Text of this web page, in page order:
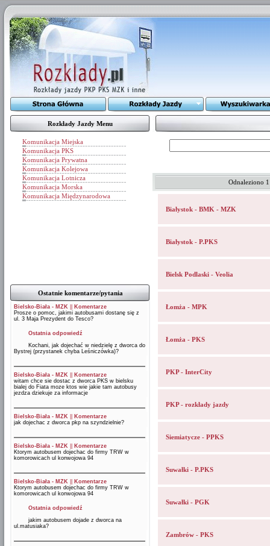
Rozkłady Jazdy Menu
Komunikacja Miejska
Komunikacja PKS
Komunikacja Prywatna
Komunikacja Kolejowa
Komunikacja Lotnicza
Komunikacja Morska
Komunikacja Międzynarodowa
Ostatnie komentarze/pytania
Bielsko-Biała - MZK
Komentarze
Prosze o pomoc, jakimi autobusami dostanę się z
ul. 3 Maja Prezydent do Tesco?
Ostatnia odpowiedź
Kochani, jak dojechać w niedzielę z dworca do
Bystrej (przystanek chyba Leśniczówka)?
Bielsko-Biała - MZK
Komentarze
witam chce sie dostac z dworca PKS w bielsku
bialej do Fiata moze ktos wie jakie tam autobusy
jezdza dziekuje za informacje
Bielsko-Biała - MZK
Komentarze
jak dojechac z dworca pkp na szyndzielnie?
Bielsko-Biała - MZK
Komentarze
Ktorym autobusem dojechac do firmy TRW w
komorowicach ul konwojowa 94
Bielsko-Biała - MZK
Komentarze
Ktorym autobusem dojechac do firmy TRW w
komorowicach ul konwojowa 94
Ostatnia odpowiedź
jakim autobusem dojade z dworca na
ul.matusiaka?
Odnaleziono
Białystok - BMK - MZK
Białystok - P.PKS
Bielsk Podlaski - Veolia
Łomża - MPK
Łomża - PKS
PKP - InterCity
PKP - rozkłady jazdy
Siemiatycze - PPKS
Suwałki - P.PKS
Suwałki - PGK
Zambrów - PKS